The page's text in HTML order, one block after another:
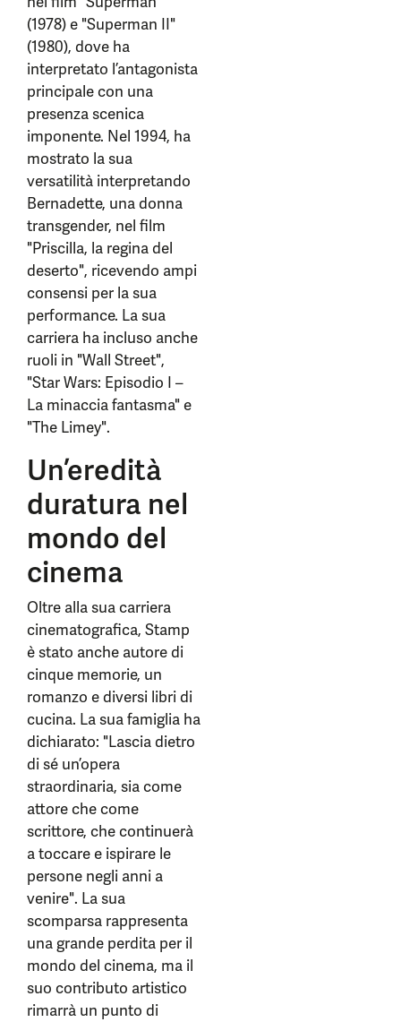
(1978) e "Superman II"
(1980), dove ha
interpretato l’antagonista
principale con una
presenza scenica
imponente. Nel 1994, ha
mostrato la sua
versatilità interpretando
Bernadette, una donna
transgender, nel film
"Priscilla, la regina del
deserto", ricevendo ampi
consensi per la sua
performance. La sua
carriera ha incluso anche
ruoli in "Wall Street",
"Star Wars: Episodio I –
La minaccia fantasma" e
"The Limey".
Un’eredità
duratura nel
mondo del
cinema
Oltre alla sua carriera
cinematografica, Stamp
è stato anche autore di
cinque memorie, un
romanzo e diversi libri di
cucina. La sua famiglia ha
dichiarato: "Lascia dietro
di sé un’opera
straordinaria, sia come
attore che come
scrittore, che continuerà
a toccare e ispirare le
persone negli anni a
venire". La sua
scomparsa rappresenta
una grande perdita per il
mondo del cinema, ma il
suo contributo artistico
rimarrà un punto di